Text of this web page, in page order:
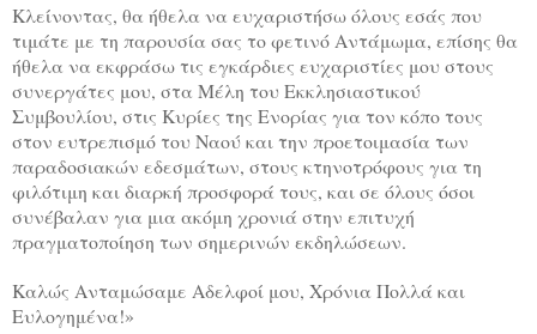
Κλείνοντας, θα ήθελα να ευχαριστήσω όλους εσάς που
τιμάτε με τη παρουσία σας το φετινό Αντάμωμα, επίσης θα
ήθελα να εκφράσω τις εγκάρδιες ευχαριστίες μου στους
συνεργάτες μου, στα Μέλη του Εκκλησιαστικού
Συμβουλίου, στις Κυρίες της Ενορίας για τον κόπο τους
στον ευτρεπισμό του Ναού και την προετοιμασία των
παραδοσιακών εδεσμάτων, στους κτηνοτρόφους για τη
φιλότιμη και διαρκή προσφορά τους, και σε όλους όσοι
συνέβαλαν για μια ακόμη χρονιά στην επιτυχή
πραγματοποίηση των σημερινών εκδηλώσεων.
Καλώς Ανταμώσαμε Αδελφοί μου, Χρόνια Πολλά και
Ευλογημένα!»